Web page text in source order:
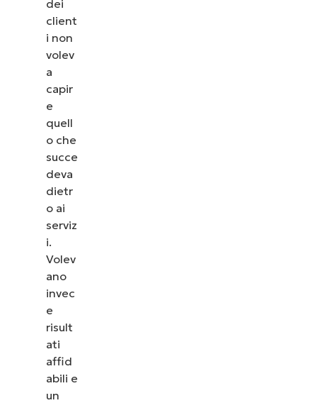
dei
client
i non
volev
a
capir
e
quell
o che
succe
deva
dietr
o ai
serviz
i.
Volev
ano
invec
e
risult
ati
affid
abili e
un